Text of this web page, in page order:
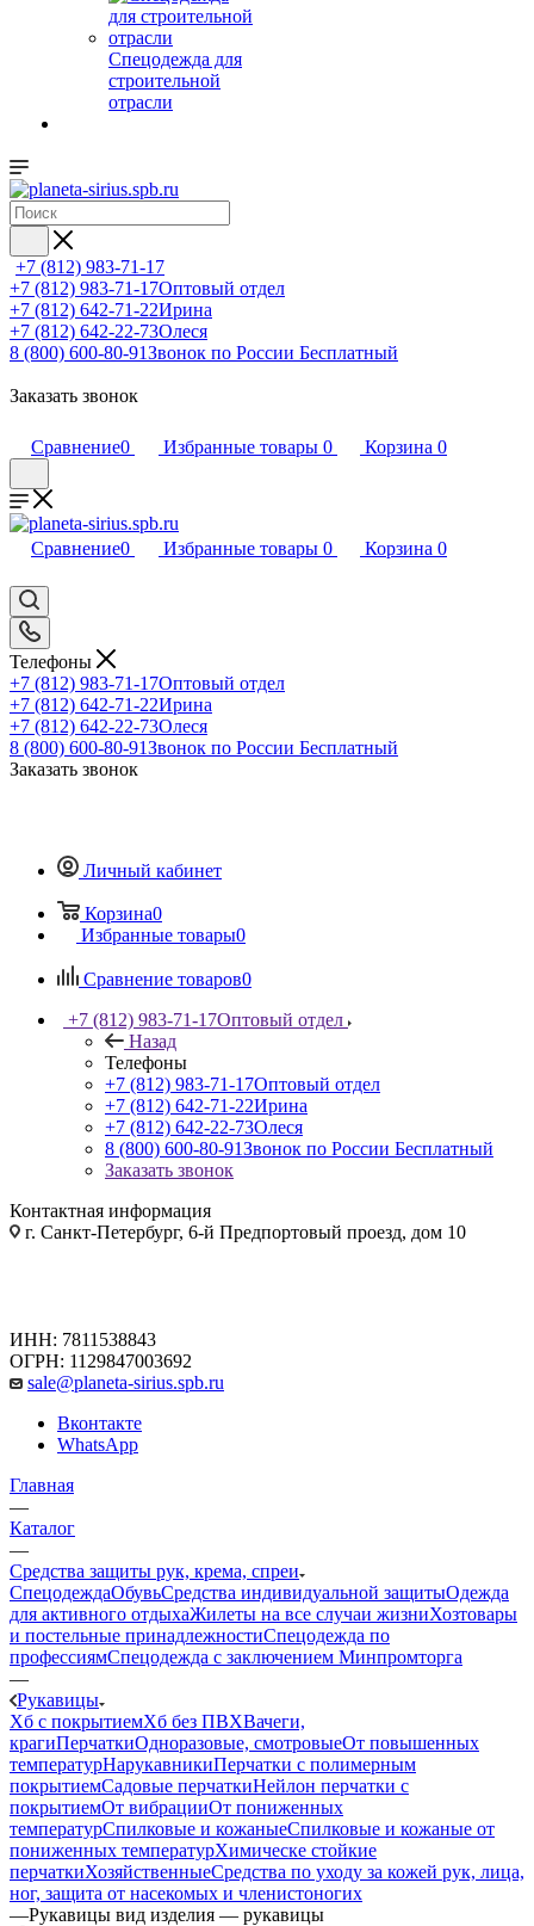
Спецодежда для
строительной
отрасли
+7 (812) 983-71-17
+7 (812) 983-71-17Оптовый отдел
+7 (812) 642-71-22Ирина
+7 (812) 642-22-73Олеся
8 (800) 600-80-91Звонок по России Бесплатный
Заказать звонок
Сравнение0 Избранные товары 0 Корзина 0
Сравнение0 Избранные товары 0 Корзина 0
Телефоны
+7 (812) 983-71-17Оптовый отдел
+7 (812) 642-71-22Ирина
+7 (812) 642-22-73Олеся
8 (800) 600-80-91Звонок по России Бесплатный
Заказать звонок
Личный кабинет
Корзина0
Избранные товары0
Сравнение товаров0
+7 (812) 983-71-17Оптовый отдел
Назад
Телефоны
+7 (812) 983-71-17Оптовый отдел
+7 (812) 642-71-22Ирина
+7 (812) 642-22-73Олеся
8 (800) 600-80-91Звонок по России Бесплатный
Заказать звонок
Контактная информация
г. Санкт-Петербург, 6-й Предпортовый проезд, дом 10
ИНН: 7811538843
ОГРН: 1129847003692
sale@planeta-sirius.spb.ru
Вконтакте
WhatsApp
Главная
—
Каталог
—
Средства защиты рук, крема, спреи
СпецодеждаОбувьСредства индивидуальной защитыОдежда
для активного отдыхаЖилеты на все случаи жизниХозтовары
и постельные принадлежностиСпецодежда по
профессиямСпецодежда с заключением Минпромторга
—
Рукавицы
Хб с покрытиемХб без ПВХВачеги,
крагиПерчаткиОдноразовые, смотровыеОт повышенных
температурНарукавникиПерчатки с полимерным
покрытиемСадовые перчаткиНейлон перчатки с
покрытиемОт вибрацииОт пониженных
температурСпилковые и кожаныеСпилковые и кожаные от
пониженных температурХимическе стойкие
перчаткиХозяйственныеСредства по уходу за кожей рук, лица,
ног, защита от насекомых и членистоногих
—Рукавицы вид изделия — рукавицы